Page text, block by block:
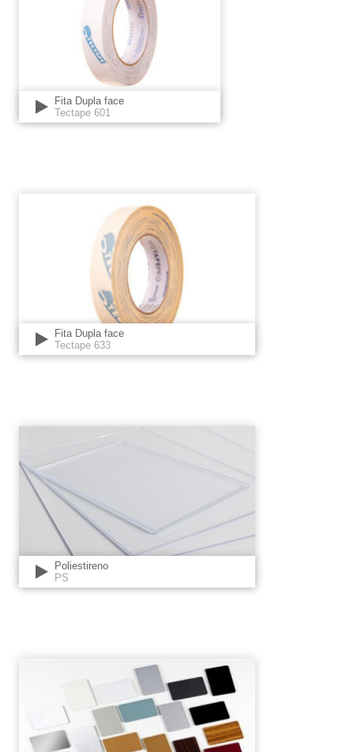
Fita Dupla face
Tectape 601
Fita Dupla face
Tectape 633
Poliestireno
PS